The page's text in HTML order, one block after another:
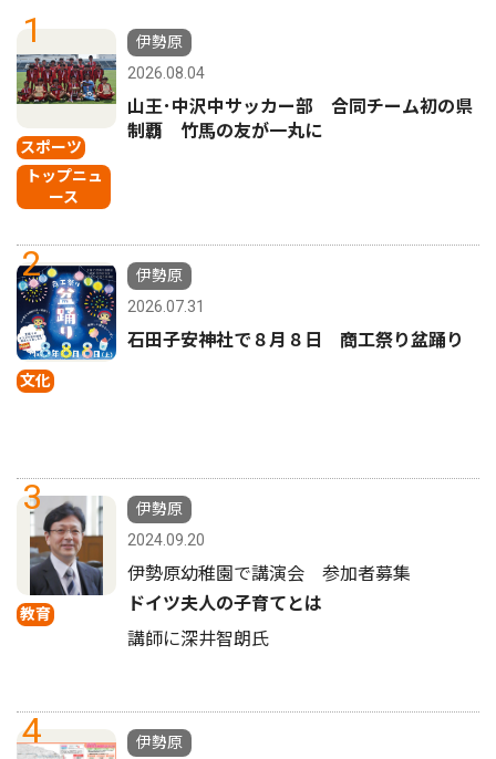
1
スポーツ
トップニュ
ース
伊勢原
2026.08.04
山王･中沢中サッカー部 合同チーム初の県
制覇 竹馬の友が一丸に
2
文化
伊勢原
2026.07.31
石田子安神社で８月８日 商工祭り盆踊り
3
教育
伊勢原
2024.09.20
伊勢原幼稚園で講演会 参加者募集
ドイツ夫人の子育てとは
講師に深井智朗氏
4
伊勢原